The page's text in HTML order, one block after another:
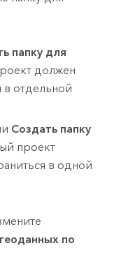
папку для
должен
в отдельной
Создать папку
проект
в одной
по